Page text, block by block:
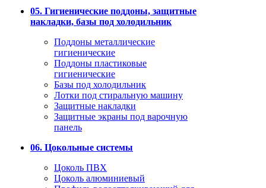
05. Гигиенические поддоны, защитные
накладки, базы под холодильник
Поддоны металлические
гигиенические
Поддоны пластиковые
гигиенические
Базы под холодильник
Лотки под стиральную машину
Защитные накладки
Защитные экраны под варочную
панель
06. Цокольные системы
Цоколь ПВХ
Цоколь алюминиевый